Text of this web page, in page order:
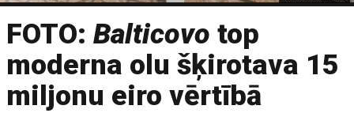
FOTO:Balticovo top
moderna olu šķirotava 15
miljonu eiro vērtībā